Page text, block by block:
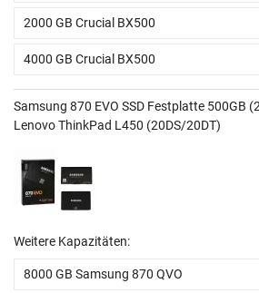
2000 GB Crucial BX500
4000 GB Crucial BX500
Samsung 870 EVO SSD Festplatte 500GB
Lenovo ThinkPad L450 (20DS/20DT)
Weitere Kapazitäten:
8000 GB Samsung 870 QVO